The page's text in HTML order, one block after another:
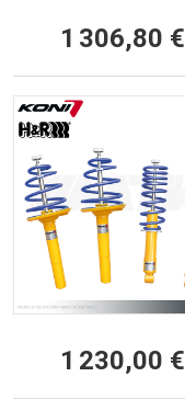
1 306,80 €
1 230,00 €